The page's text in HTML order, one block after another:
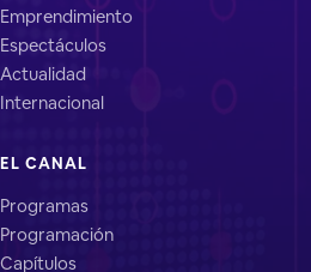
Emprendimiento
Espectáculos
Actualidad
Internacional
EL CANAL
Programas
Programación
Capítulos